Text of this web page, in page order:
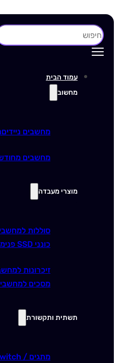
חיפוש
עמוד הבית
מחשוב
מחשבים ניידים
מחשבים
מוצרי מעבדה
סוללות
כונני SSD פנימיים
זיכרונות
מסכים
תשתית ותקשורת
מתגים / Switch